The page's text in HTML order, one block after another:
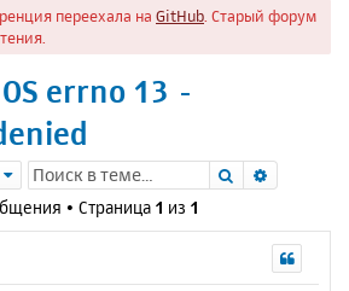
м
переехала на GitHub . Старый форум
errno 13 -
Поиск
• Страница 1 из 1